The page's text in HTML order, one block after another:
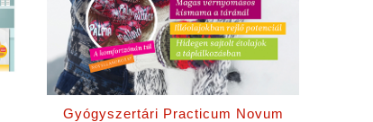
Gyógyszertári Practicum Novum